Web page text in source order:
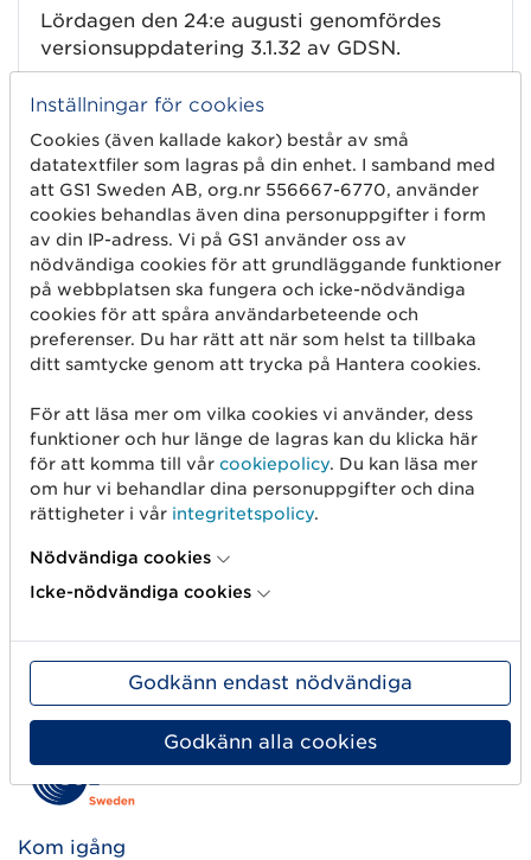
Lördagen den 24:e augusti genomfördes
versionsuppdatering 3.1.32 av GDSN.
Läs mer
Dokumentation av
artikelinformation version 3.1.32
publicerad
18 juni 2025
Dokumentation för artikelinformation
Versionsuppdateringen sker lördagen den 23
augusti.
Läs mer
« 1 2 3 … 10 »
Kom igång
Inställningar för cookies
Cookies (även kallade kakor) består av små
datatextfiler som lagras på din enhet. I samband med
att GS1 Sweden AB, org.nr 556667-6770, använder
cookies behandlas även dina personuppgifter i form
av din IP-adress. Vi på GS1 använder oss av
nödvändiga cookies för att grundläggande funktioner
på webbplatsen ska fungera och icke-nödvändiga
cookies för att spåra användarbeteende och
preferenser. Du har rätt att när som helst ta tillbaka
ditt samtycke genom att trycka på Hantera cookies.
För att läsa mer om vilka cookies vi använder, dess
funktioner och hur länge de lagras kan du klicka här
för att komma till vår cookiepolicy. Du kan läsa mer
om hur vi behandlar dina personuppgifter och dina
rättigheter i vår integritetspolicy.
Nödvändiga cookies
Icke-nödvändiga cookies
Godkänn endast nödvändiga
Godkänn alla cookies